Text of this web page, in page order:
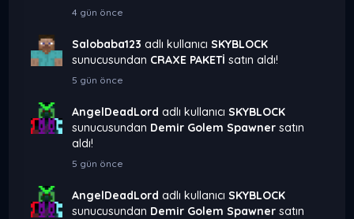
4 gün önce
Salobaba123 adlı kullanıcıSKYBLOCK
sunucusundan CRAXE PAKETİ satın aldı!
5 gün önce
AngelDeadLord adlı kullanıcıSKYBLOCK
sunucusundan Demir Golem Spawner satın
aldı!
5 gün önce
AngelDeadLord adlı kullanıcıSKYBLOCK
sunucusundan Demir Golem Spawner satın